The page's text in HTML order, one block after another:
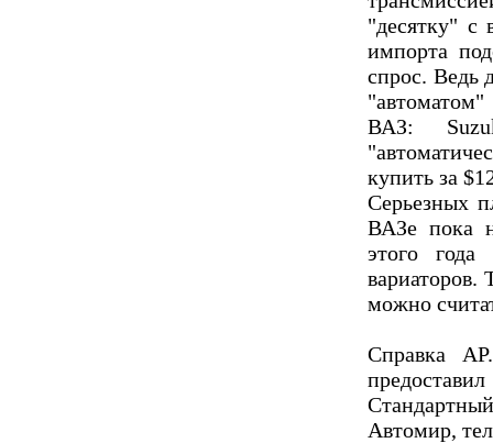
"десятку" с
импорта
спрос. Ведь
ВАЗ:
купить за
Серьезных
ВАЗе пока
этого
вариаторов.
можно
Справка
Автомир,